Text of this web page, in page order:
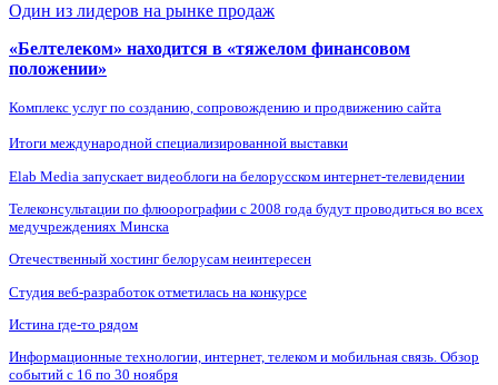
Один из лидеров на рынке продаж
«Белтелеком» находится в «тяжелом финансовом
положении»
Комплекс услуг по созданию, сопровождению и продвижению сайта
Итоги международной специализированной выставки
Elab Media запускает видеоблоги на белорусском интернет-телевидении
Телеконсультации по флюорографии с 2008 года будут проводиться во всех
медучреждениях Минска
Отечественный хостинг белорусам неинтересен
Студия веб-разработок отметилась на конкурсе
Истина где-то рядом
Информационные технологии, интернет, телеком и мобильная связь. Обзор
событий с 16 по 30 ноября